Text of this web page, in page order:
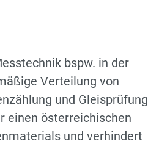
bspw. in der
Verteilung von
und Gleisprüfung
einen österreichischen
und verhindert